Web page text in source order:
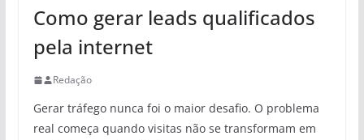
Como gerar leads qualificados
pela internet
Redação
Gerar tráfego nunca foi o maior desafio. O problema
real começa quando visitas não se transformam em